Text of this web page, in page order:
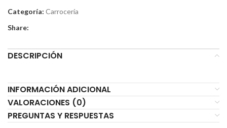
Categoría: Carrocería
Share:
DESCRIPCIÓN
INFORMACIÓN ADICIONAL
VALORACIONES (0)
PREGUNTAS Y RESPUESTAS